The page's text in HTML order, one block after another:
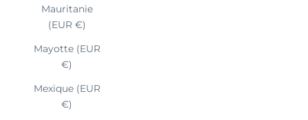
Mauritanie
(EUR €)
Mayotte (EUR
€)
Mexique (EUR
€)